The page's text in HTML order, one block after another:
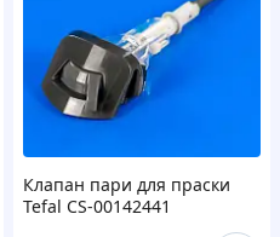
Клапан пари для праски
Tefal CS-00142441